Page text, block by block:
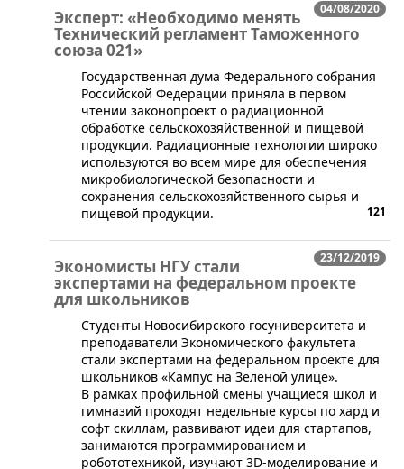
04/08/2020
Эксперт: «Необходимо менять
Технический регламент Таможенного
союза 021»
​​Государственная дума Федерального собрания
Российской Федерации приняла в первом
чтении законопроект о радиационной
обработке сельскохозяйственной и пищевой
продукции. Радиационные технологии широко
используются во всем мире для обеспечения
микробиологической безопасности и
сохранения сельскохозяйственного сырья и
пищевой продукции.
121
23/12/2019
Экономисты НГУ стали
экспертами на федеральном проекте
для школьников
​Студенты Новосибирского госуниверситета и
преподаватели Экономического факультета
стали экспертами на федеральном проекте для
школьников «Кампус на Зеленой улице».
В рамках профильной смены учащиеся школ и
гимназий проходят недельные курсы по хард и
софт скиллам, развивают идеи для стартапов,
занимаются программированием и
робототехникой, изучают 3D-моделирование и